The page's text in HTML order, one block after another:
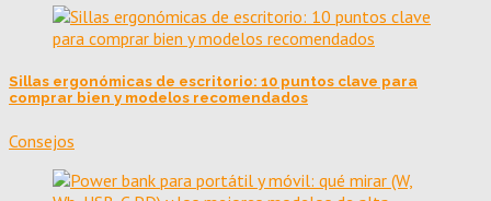
Sillas ergonómicas de escritorio: 10 puntos clave para
comprar bien y modelos recomendados
Consejos